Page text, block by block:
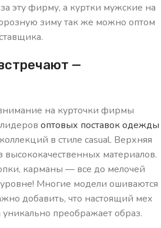
эту фирму, а куртки мужские на
зиму так же можно оптом
—
на курточки фирмы
оптовых поставок одежды
в стиле casual. Верхняя
высококачественных материалов.
карманы — все до мелочей
Многие модели ошиваются
добавить, что настоящий мех
преображает образ.